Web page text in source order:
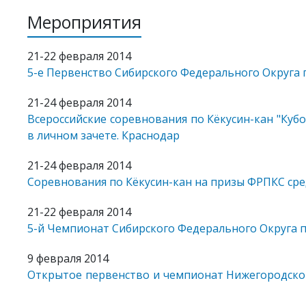
Мероприятия
21-22 февраля 2014
5-е Первенство Сибирского Федерального
21-24 февраля 2014
Всероссийские соревнования по Кёкусин-кан
в личном зачете. Краснодар
21-24 февраля 2014
Соревнования по Кёкусин-кан на призы ФРПКС
21-22 февраля 2014
5-й Чемпионат Сибирского Федерального
9 февраля 2014
Открытое первенство и чемпионат